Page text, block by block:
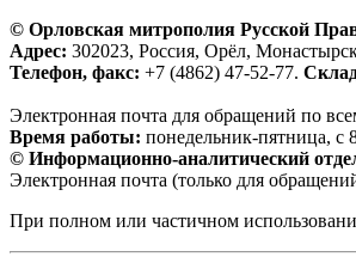
© Орловская митрополия Русской
Адрес: 302023, Россия, Орёл,
Телефон, факс: +7 (4862) 47-52-77.
Электронная почта для обращений по
Время работы: понедельник-пятница, с
© Информационно-аналитический
Электронная почта (только для
При полном или частичном